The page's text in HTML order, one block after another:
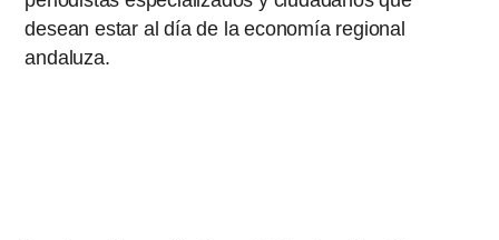
desean estar al día de la economía regional
andaluza.